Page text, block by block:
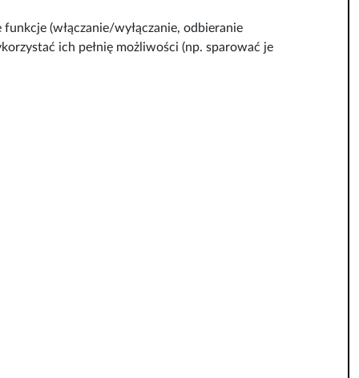
(włączanie/wyłączanie, odbieranie
ich pełnię możliwości (np. sparować je